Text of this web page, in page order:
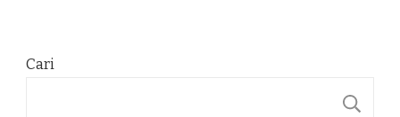
Cari